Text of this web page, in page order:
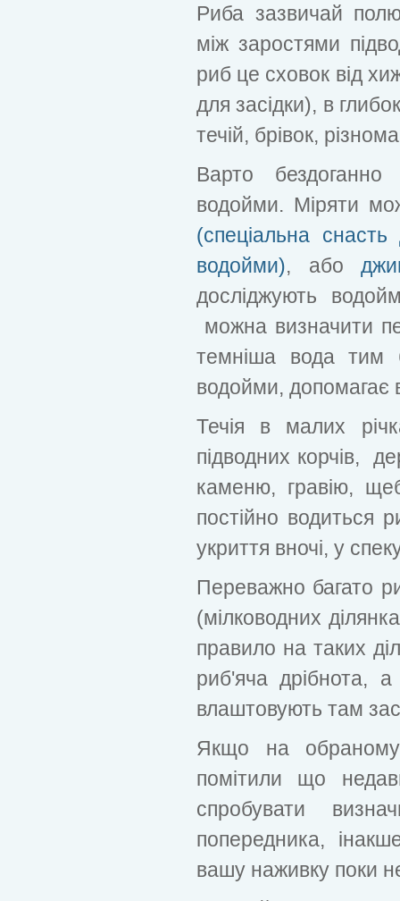
Риба зазвичай
між заростями
риб це сховок від
для засідки), в
течій, брівок,
Варто бездоганно
водойми. Міряти
(спеціальна
водойми), або
досліджують
можна визначити
темніша вода тим
водойми, допомагає
Течія в малих
підводних корчів,
каменю, гравію,
постійно водиться
укриття вночі, у
Переважно багато
(мілководних
правило на таких
риб'яча дрібнота,
влаштовують там
Якщо на
помітили що
спробувати
попередника,
вашу наживку поки